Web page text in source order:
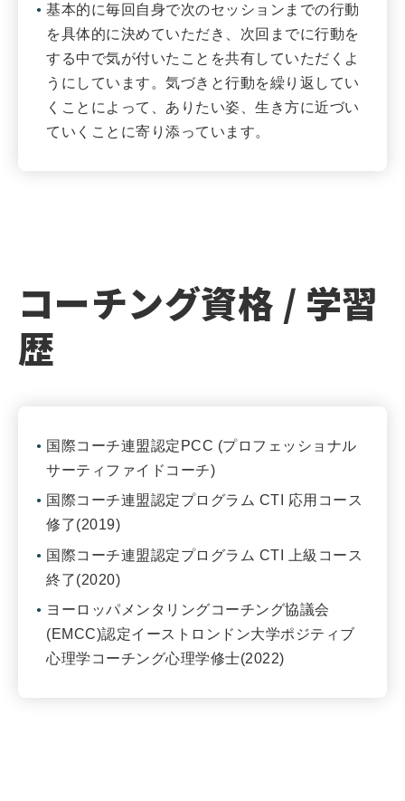
基本的に毎回自身で次のセッションまでの行動
を具体的に決めていただき、次回までに行動を
する中で気が付いたことを共有していただくよ
うにしています。気づきと行動を繰り返してい
くことによって、ありたい姿、生き方に近づい
ていくことに寄り添っています。
コーチング資格 / 学習
歴
国際コーチ連盟認定PCC (プロフェッショナル
サーティファイドコーチ)
国際コーチ連盟認定プログラム CTI 応用コース
修了(2019)
国際コーチ連盟認定プログラム CTI 上級コース
終了(2020)
ヨーロッパメンタリングコーチング協議会
(EMCC)認定イーストロンドン大学ポジティブ
心理学コーチング心理学修士(2022)